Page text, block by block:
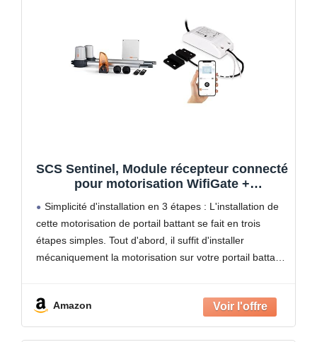
SCS Sentinel, Module récepteur connecté
pour motorisation WifiGate +
Battant 2 Télécommandes Longue
Portée, Feu Clignotant Ampoule LED,
OpenGate1
Simplicité d'installation en 3 étapes : L'installation de
cette motorisation de portail battant se fait en trois
étapes simples. Tout d'abord, il suffit d'installer
mécaniquement la motorisation sur votre portail battant.
Amazon